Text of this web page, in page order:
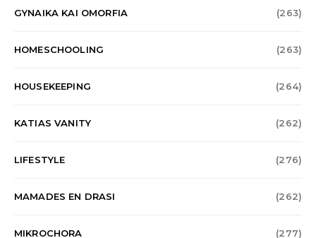
GYNAIKA KAI OMORFIA (263)
HOMESCHOOLING (263)
HOUSEKEEPING (264)
KATIAS VANITY (262)
LIFESTYLE (276)
MAMADES EN DRASI (262)
MIKROCHORA (277)